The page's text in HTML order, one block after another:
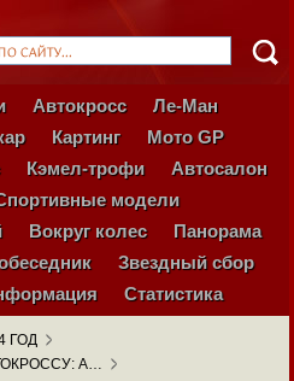
Автокросс
Ле-Ман
Картинг
Мото GP
Кэмел-трофи
Автосалон
модели
Вокруг колес
Панорама
Звездный сбор
Статистика
ГОД
А…